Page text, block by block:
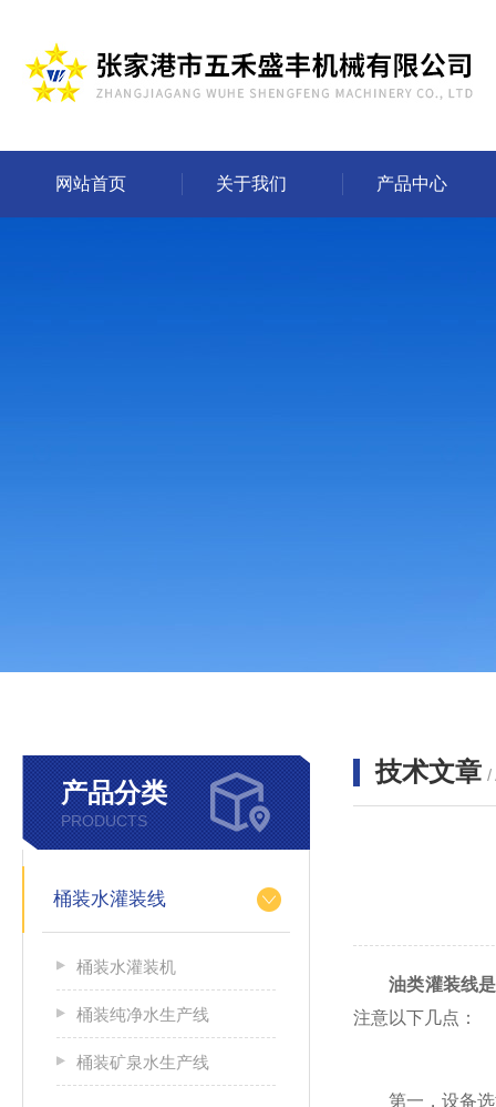
网站首页 关于我们 产品中心
产品分类
PRODUCTS
桶装水灌装线
桶装水灌装机
桶装纯净水生产线
桶装矿泉水生产线
技术文章 /
油类灌装线
注意以下几点：
第一，设备选